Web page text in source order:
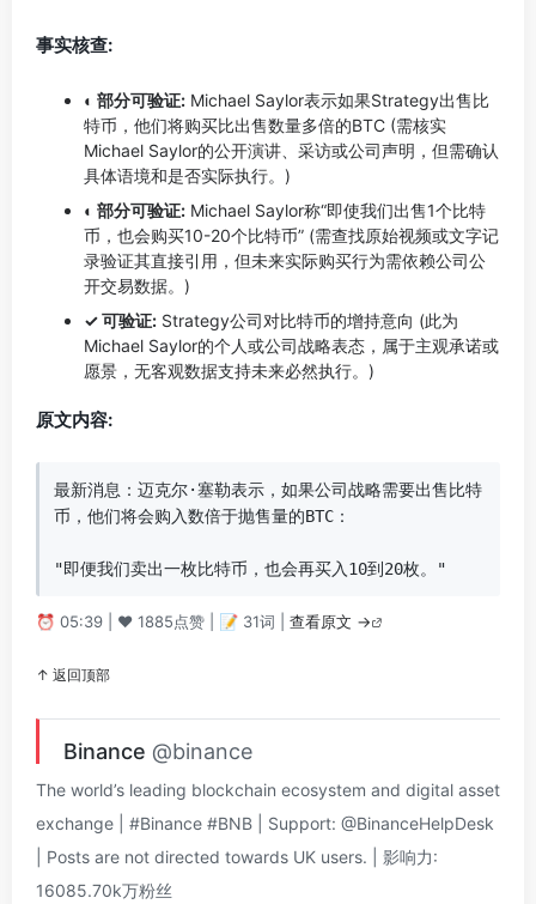
事实核查:
◐ 部分可验证: Michael Saylor表示如果Strategy出售比
特币，他们将购买比出售数量多倍的BTC (需核实
Michael Saylor的公开演讲、采访或公司声明，但需确认
具体语境和是否实际执行。)
◐ 部分可验证: Michael Saylor称“即使我们出售1个比特
币，也会购买10-20个比特币” (需查找原始视频或文字记
录验证其直接引用，但未来实际购买行为需依赖公司公
开交易数据。)
✓ 可验证: Strategy公司对比特币的增持意向 (此为
Michael Saylor的个人或公司战略表态，属于主观承诺或
愿景，无客观数据支持未来必然执行。)
原文内容:
最新消息：迈克尔·塞勒表示，如果公司战略需要出售比特
币，他们将会购入数倍于抛售量的BTC：
"即便我们卖出一枚比特币，也会再买入10到20枚。"
⏰ 05:39 | ❤️ 1885点赞 | 📝 31词 | 查看原文 →
↑ 返回顶部
Binance @binance
The world’s leading blockchain ecosystem and digital asset
exchange | #Binance #BNB | Support: @BinanceHelpDesk
| Posts are not directed towards UK users. | 影响力:
16085.70k万粉丝